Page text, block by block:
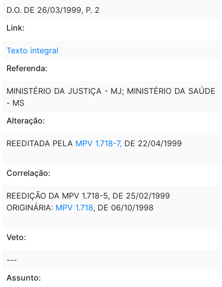
D.O. DE 26/03/1999, P. 2
Link:
Texto integral
Referenda:
MINISTÉRIO DA JUSTIÇA - MJ; MINISTÉRIO DA SAÚDE
- MS
Alteração:
REEDITADA PELA MPV 1.718-7, DE 22/04/1999
Correlação:
REEDIÇÃO DA MPV 1.718-5, DE 25/02/1999
ORIGINÁRIA: MPV 1.718, DE 06/10/1998
Veto:
---
Assunto: